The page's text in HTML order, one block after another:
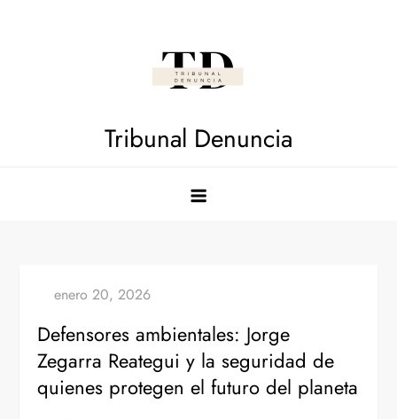
Tribunal Denuncia
Defensores ambientales: Jorge
Zegarra Reategui y la seguridad de
quienes protegen el futuro del planeta